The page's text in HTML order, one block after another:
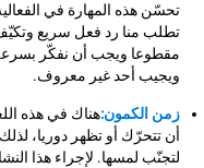
تحسّن هذه المهارة في
تطلب منا رد فعل سريع
مقطوعا ويجب أن نفكّر
ويجيب أحد غير معروف.
زمن الكمون:هناك في هذه
أن تتحرّك أو تظهر دوريا،
لتجنّب لمسها. لإجراء هذا